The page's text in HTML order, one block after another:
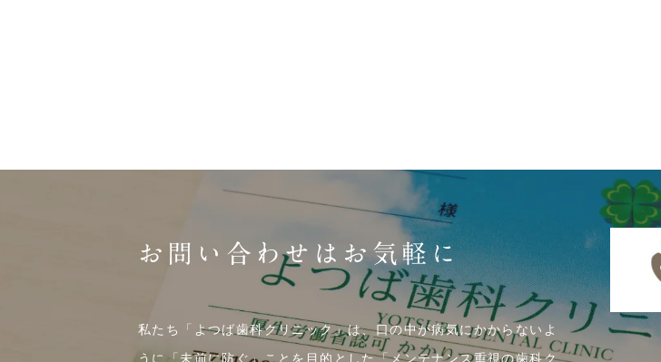
お問い合わせはお気軽に
私たち「よつば歯科クリニック」は、口の中が病気にかからないよ
うに「未前に防ぐ」ことを目的とした「メンテナンス重視の歯科ク